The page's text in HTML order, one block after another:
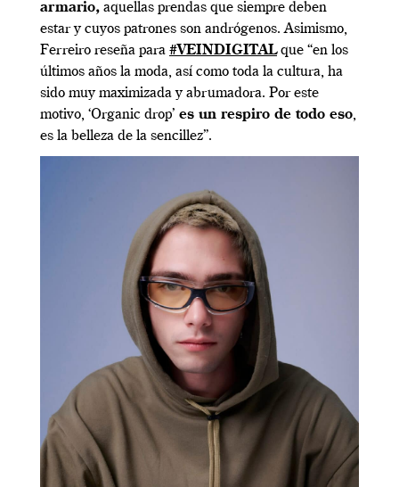
armario, aquellas prendas que siempre deben
estar y cuyos patrones son andrógenos. Asimismo,
Ferreiro reseña para #VEINDIGITALque “en los
últimos años la moda, así como toda la cultura, ha
sido muy maximizada y abrumadora. Por este
motivo, ‘Organic drop’ es un respiro de todo eso,
es la belleza de la sencillez”.